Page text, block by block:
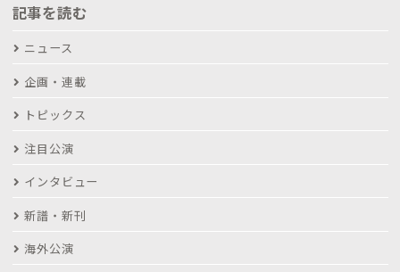
記事を読む
ニュース
企画・連載
トピックス
注目公演
インタビュー
新譜・新刊
海外公演